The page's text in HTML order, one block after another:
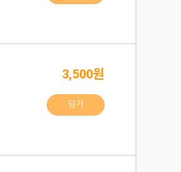
3,500원
담기